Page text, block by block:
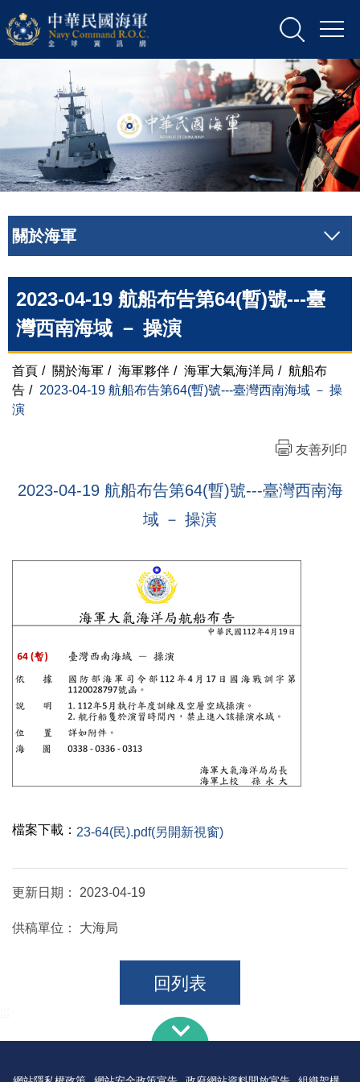
關於海軍
2023-04-19 航船布告第64(暫)號---臺
灣西南海域 － 操演
首頁 / 關於海軍 / 海軍夥伴 / 海軍大氣海洋局 / 航船布
告 / 2023-04-19 航船布告第64(暫)號---臺灣西南海域 － 操
演
友善列印
2023-04-19 航船布告第64(暫)號---臺灣西南海
域 － 操演
檔案下載： 23-64(民).pdf(另開新視窗)
更新日期： 2023-04-19
供稿單位： 大海局
回列表